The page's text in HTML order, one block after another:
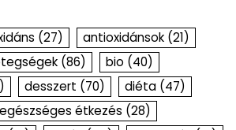
(27) antioxidánsok (21)
(86) bio (40)
desszert (70) diéta (47)
egészséges étkezés (28)